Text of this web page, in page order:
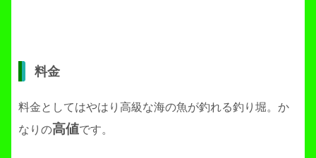
料金
料金としてはやはり高級な海の魚が釣れる釣り堀。か
なりの高値です。